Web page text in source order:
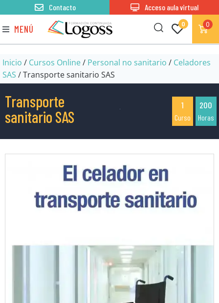
MENÚ 0 0
Contacto Acceso aula virtual
Inicio / Cursos Online/ Personal no sanitario / Celadores
SAS / Transporte sanitario SAS
Transporte
sanitario SAS
1
Curso
200
Horas